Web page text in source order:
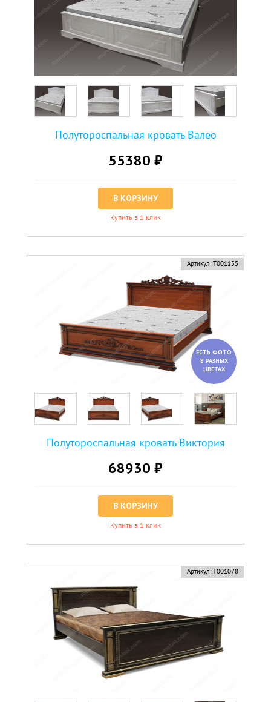
Полутороспальная кровать Валео
55380 ₽
В КОРЗИНУ
Купить в 1 клик
Артикул: Т001155
ЕСТЬ ФОТО
В РАЗНЫХ
ЦВЕТАХ
Полутороспальная кровать Виктория
68930 ₽
В КОРЗИНУ
Купить в 1 клик
Артикул: Т001078